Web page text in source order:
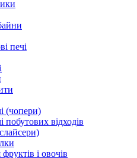
печі
(чопери)
побутових відходів
і овочів